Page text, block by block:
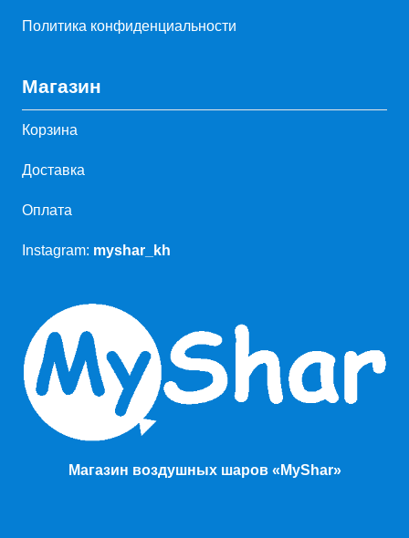
Политика конфиденциальности
Магазин
Корзина
Доставка
Оплата
Instagram: myshar_kh
Магазин воздушных шаров «MyShar»